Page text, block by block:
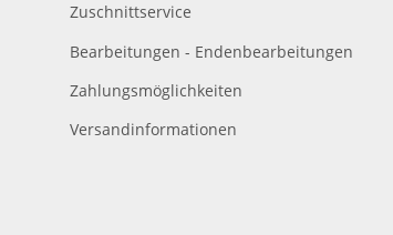
Zuschnittservice
Bearbeitungen - Endenbearbeitungen
Zahlungsmöglichkeiten
Versandinformationen